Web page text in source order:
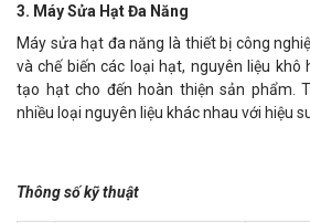
3. Máy Sửa Hạt Đa Năng
Máy sửa hạt đa năng là thiết bị công
và chế biến các loại hạt, nguyên liệu khô
tạo hạt cho đến hoàn thiện sản phẩm.
nhiều loại nguyên liệu khác nhau với hiệu
Thông số kỹ thuật